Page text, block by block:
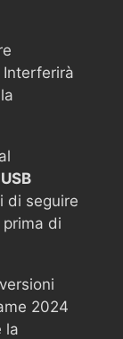
Interferirà
di seguire
di
2024
la